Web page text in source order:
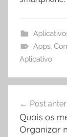
Apps,
Aplicativo
de
Post
Post
Quais os
Organizar